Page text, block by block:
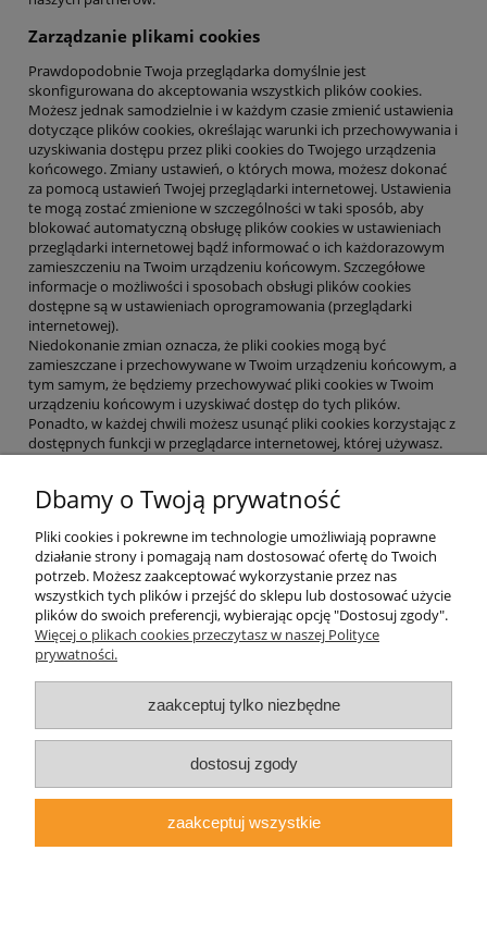
Zarządzanie plikami cookies
Prawdopodobnie Twoja przeglądarka domyślnie jest
skonfigurowana do akceptowania wszystkich plików cookies.
Możesz jednak samodzielnie i w każdym czasie zmienić ustawienia
dotyczące plików cookies, określając warunki ich przechowywania i
uzyskiwania dostępu przez pliki cookies do Twojego urządzenia
końcowego. Zmiany ustawień, o których mowa, możesz dokonać
za pomocą ustawień Twojej przeglądarki internetowej. Ustawienia
te mogą zostać zmienione w szczególności w taki sposób, aby
blokować automatyczną obsługę plików cookies w ustawieniach
przeglądarki internetowej bądź informować o ich każdorazowym
zamieszczeniu na Twoim urządzeniu końcowym. Szczegółowe
informacje o możliwości i sposobach obsługi plików cookies
dostępne są w ustawieniach oprogramowania (przeglądarki
internetowej).
Niedokonanie zmian oznacza, że pliki cookies mogą być
zamieszczane i przechowywane w Twoim urządzeniu końcowym, a
tym samym, że będziemy przechowywać pliki cookies w Twoim
urządzeniu końcowym i uzyskiwać dostęp do tych plików.
Ponadto, w każdej chwili możesz usunąć pliki cookies korzystając z
dostępnych funkcji w przeglądarce internetowej, której używasz.
ograniczonym zakresie.
Informacje
Moje konto
Płatności
OSB - pliki do pobrania
Internetowa Hurtownia Płyty OSB - serwis należy do
firmy Dombal
Dbamy o Twoją prywatność
Pliki cookies i pokrewne im technologie umożliwiają poprawne
działanie strony i pomagają nam dostosować ofertę do Twoich
potrzeb. Możesz zaakceptować wykorzystanie przez nas
wszystkich tych plików i przejść do sklepu lub dostosować użycie
plików do swoich preferencji, wybierając opcję "Dostosuj zgody".
Więcej o plikach cookies przeczytasz w naszej Polityce
prywatności.
zaakceptuj tylko niezbędne
dostosuj zgody
zaakceptuj wszystkie